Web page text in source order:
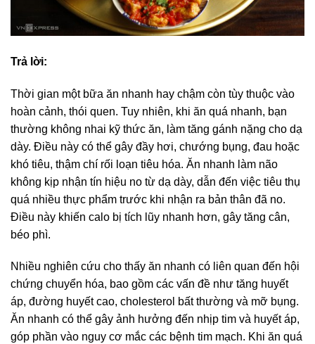
Trả lời:
Thời gian một bữa ăn nhanh hay chậm còn tùy thuộc vào
hoàn cảnh, thói quen. Tuy nhiên, khi ăn quá nhanh, bạn
thường không nhai kỹ thức ăn, làm tăng gánh nặng cho dạ
dày. Điều này có thể gây đầy hơi, chướng bụng, đau hoặc
khó tiêu, thậm chí rối loạn tiêu hóa. Ăn nhanh làm não
không kịp nhận tín hiệu no từ dạ dày, dẫn đến việc tiêu thụ
quá nhiều thực phẩm trước khi nhận ra bản thân đã no.
Điều này khiến calo bị tích lũy nhanh hơn, gây tăng cân,
béo phì.
Nhiều nghiên cứu cho thấy ăn nhanh có liên quan đến hội
chứng chuyển hóa, bao gồm các vấn đề như tăng huyết
áp, đường huyết cao, cholesterol bất thường và mỡ bụng.
Ăn nhanh có thể gây ảnh hưởng đến nhịp tim và huyết áp,
góp phần vào nguy cơ mắc các bệnh tim mạch. Khi ăn quá